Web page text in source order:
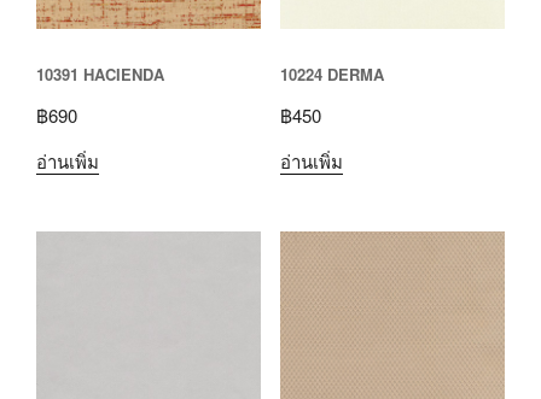
10391 HACIENDA
฿690
อ่านเพิ่ม
10224 DERMA
฿450
อ่านเพิ่ม